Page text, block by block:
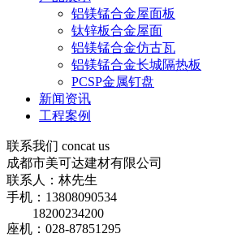
铝镁锰合金屋面板
钛锌板合金屋面
铝镁锰合金仿古瓦
铝镁锰合金长城隔热板
PCSP金属钉盘
新闻资讯
工程案例
联系我们 concat us
成都市美可达建材有限公司
联系人：林先生
手机：13808090534
18200234200
座机：028-87851295